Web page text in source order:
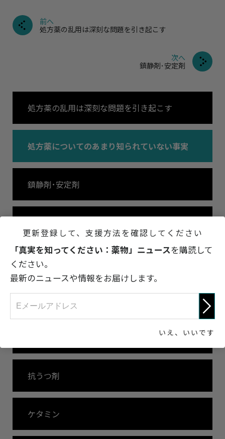
前へ
処方薬の乱用は深刻な問題を引き起こす
次へ
鎮静剤･安定剤
処方薬の乱用は深刻な問題を引き起こす
処方薬についてのあまり知られていない事実
鎮静剤･安定剤
オピオイドおよびモルヒネ系鎮痛剤
抗うつ剤
ケタミン
更新登録して、支援方法を確認してください
「真実を知ってください：薬物」ニュースを購読して
ください。
最新のニュースや情報をお届けします。
いえ、いいです